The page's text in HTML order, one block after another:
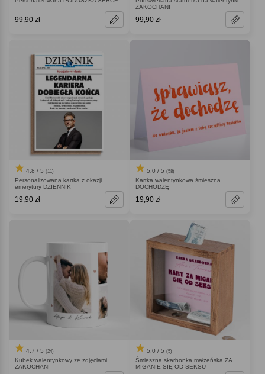
99,90 zł
ZAKOCHANI
99,90 zł
4.8 / 5 (11)
Personalizowana kartka z okazji
emerytury DZIENNIK
19,90 zł
5.0 / 5 (58)
Kartka walentynkowa śmieszna
DOCHODZĘ
19,90 zł
4.7 / 5 (24)
Kubek walentynkowy ze zdjęciami
ZAKOCHANI
5.0 / 5 (5)
Śmieszna skarbonka małżeńska ZA
MIGANIE SIĘ OD SEKSU